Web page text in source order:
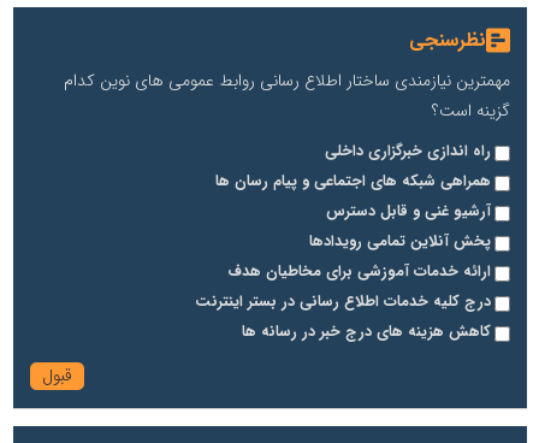
نظرسنجی
مهمترین نیازمندی ساختار اطلاع رسانی روابط عمومی های نوین کدام
گزینه است؟
راه اندازی خبرگزاری داخلی
همراهی شبکه های اجتماعی و پیام رسان ها
آرشیو غنی و قابل دسترس
پخش آنلاین تمامی رویدادها
ارائه خدمات آموزشی برای مخاطیان هدف
درج کلیه خدمات اطلاع رسانی در بستر اینترنت
کاهش هزینه های درج خبر در رسانه ها